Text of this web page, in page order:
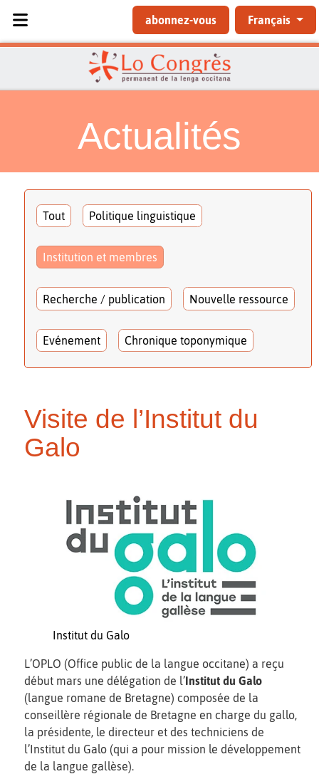
abonnez-vous Français
Actualités
Tout Politique linguistique
Institution et membres
Recherche / publication Nouvelle ressource
Evénement Chronique toponymique
Visite de l’Institut du
Galo
Institut du Galo
L’OPLO (Office public de la langue occitane) a reçu
début mars une délégation de l’Institut du Galo
(langue romane de Bretagne) composée de la
conseillère régionale de Bretagne en charge du gallo,
la présidente, le directeur et des techniciens de
l’Institut du Galo (qui a pour mission le développement
de la langue gallèse).